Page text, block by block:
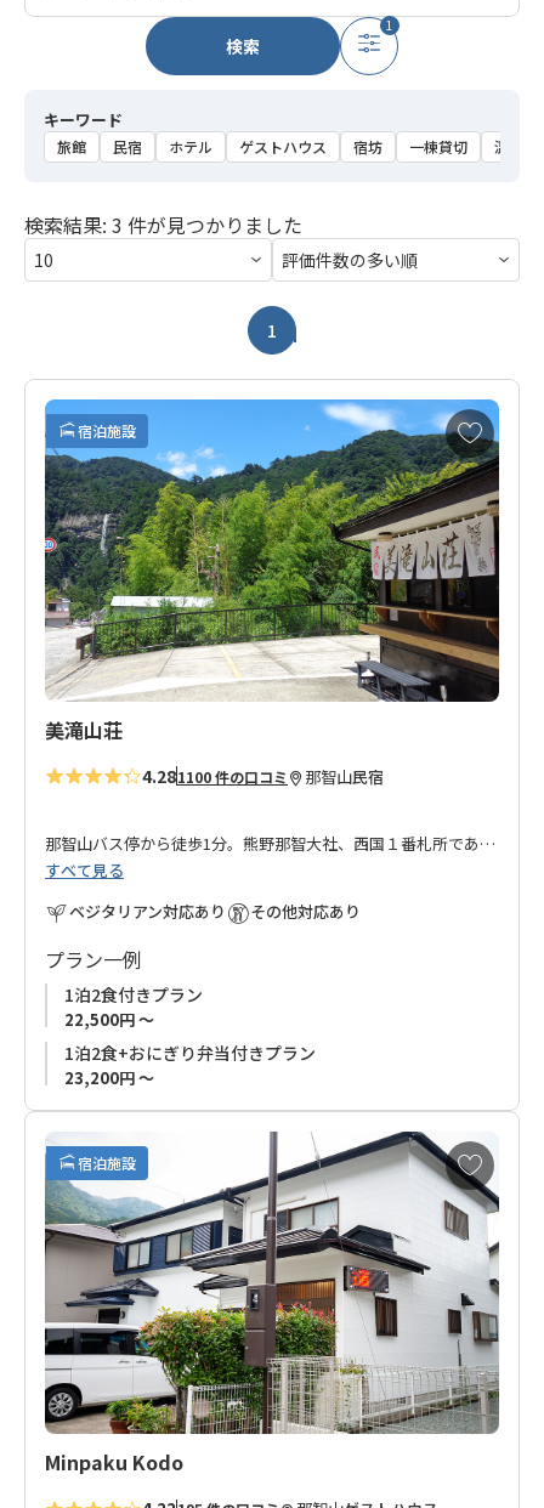
検索
1
キーワード
旅館 民宿 ホテル ゲストハウス 宿坊 一棟貸切 温泉
検索結果: 3 件が見つかりました
1
宿泊施設
お
気
に
入
り
に
追
加
美滝山荘
4.281100 件の口コミ 那智山民宿
那智山バス停から徒歩1分。熊野那智大社、西国１番札所である
青岸渡寺から徒歩１０分。
熊野古道大雲取越のルートの出発・到着地点の近くに位置する
お宿です。
朝の８時に出発すれば夕方日暮れ前に小口に到着することがで
きます。
食事は太平洋近海で採れたマグロやその他魚介類、地元の食材
◆ご注意◆
那智山周辺には昼食をお買いいただけるところがありません。
弁当付きプランをお申し込みでないお客様は事前にご準備いた
だくことをお薦めいたします。
◆夕食付きプランをお申し込みのお客様へ◆
2022年12月26日（月）以降お申し込みのお客様につきまして
は、お宿様ご事情により、当面の間、夕食は弁当形式でのご提
供となります。
メニュー等、ご提供内容につきましては予告なく変更になる場
合があります。
すべて見る
ベジタリアン対応あり
その他対応あり
プラン一例
1泊2食付きプラン
22,500円 ～
1泊2食+おにぎり弁当付きプラン
23,200円 ～
宿泊施設
お
気
に
入
追
加
Minpaku Kodo